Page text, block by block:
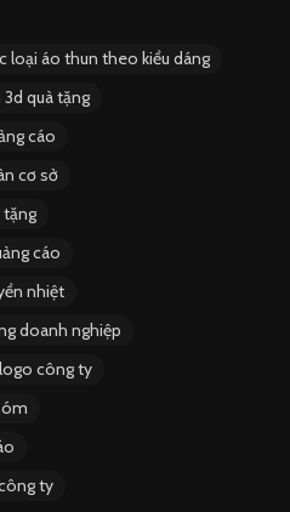
loại áo thun theo kiểu dáng
quà tặng
cáo
cơ sở
tặng
cáo
nhiệt
doanh nghiệp
công ty
ty